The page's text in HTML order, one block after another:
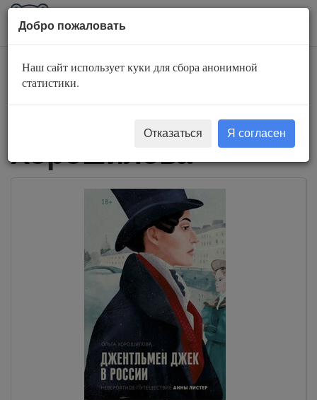
AuBook.org
Слушать
аудиокниги Ольга
Хорошилова
Добро пожаловать
Наш сайт использует куки для сбора анонимной
статистики.
Отказаться Я согласен